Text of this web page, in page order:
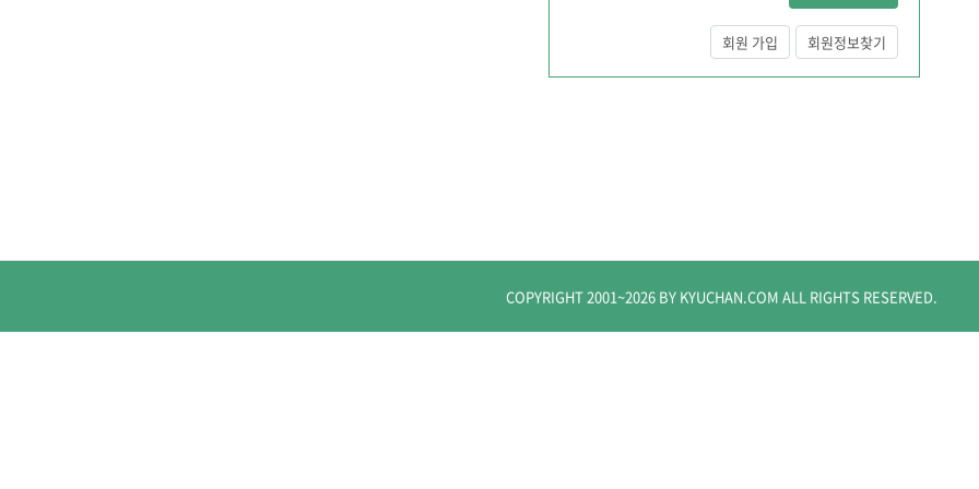
회원 가입 회원정보찾기
COPYRIGHT 2001~2026BY KYUCHAN.COM ALL RIGHTS RESERVED.